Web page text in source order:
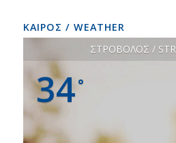
ΚΑΙΡΟΣ / WEATHER
ΣΤΡΟΒΟΛΟΣ /
34°